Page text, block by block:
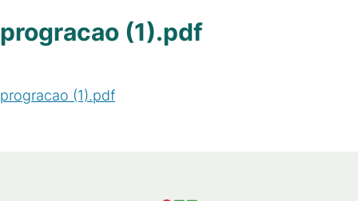
progracao (1).pdf
progracao (1).pdf